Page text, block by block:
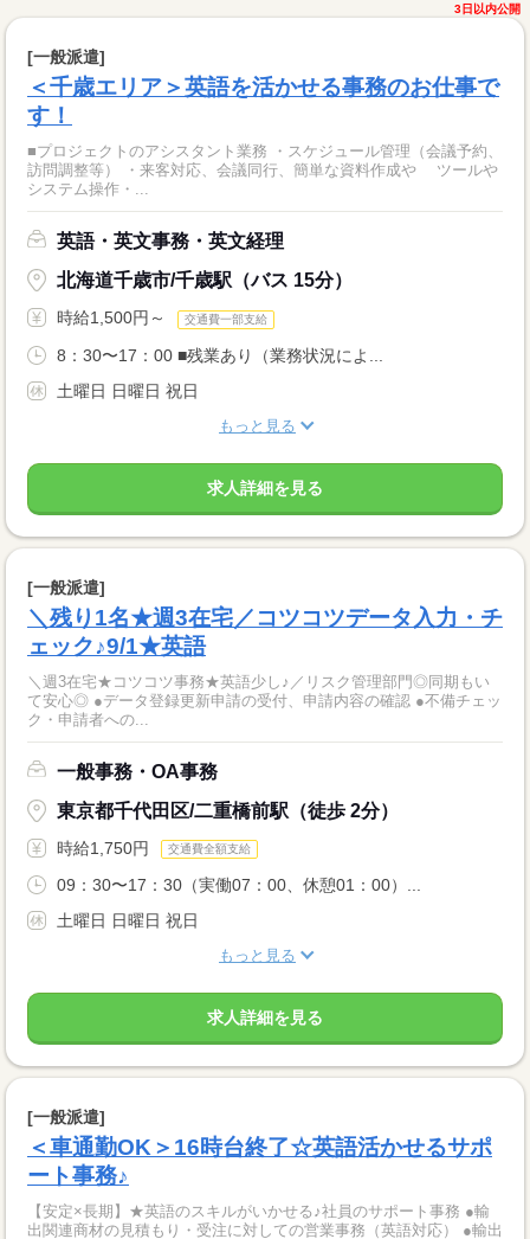
3日以内公開
[一般派遣]
＜千歳エリア＞英語を活かせる事務のお仕事で
す！
■プロジェクトのアシスタント業務 ・スケジュール管理（会議予約、
訪問調整等） ・来客対応、会議同行、簡単な資料作成や ツールや
システム操作・...
英語・英文事務・英文経理
北海道千歳市/千歳駅（バス 15分）
時給1,500円～ 交通費一部支給
8：30〜17：00 ■残業あり（業務状況によ...
土曜日 日曜日 祝日
もっと見る
求人詳細を見る
[一般派遣]
＼残り1名★週3在宅／コツコツデータ入力・チ
ェック♪9/1★英語
＼週3在宅★コツコツ事務★英語少し♪／リスク管理部門◎同期もい
て安心◎ ●データ登録更新申請の受付、申請内容の確認 ●不備チェッ
ク・申請者への...
一般事務・OA事務
東京都千代田区/二重橋前駅（徒歩 2分）
時給1,750円 交通費全額支給
09：30〜17：30（実働07：00、休憩01：00）...
土曜日 日曜日 祝日
もっと見る
求人詳細を見る
[一般派遣]
＜車通勤OK＞16時台終了☆英語活かせるサポ
ート事務♪
【安定×長期】★英語のスキルがいかせる♪社員のサポート事務 ●輸
出関連商材の見積もり・受注に対しての営業事務（英語対応） ●輸出